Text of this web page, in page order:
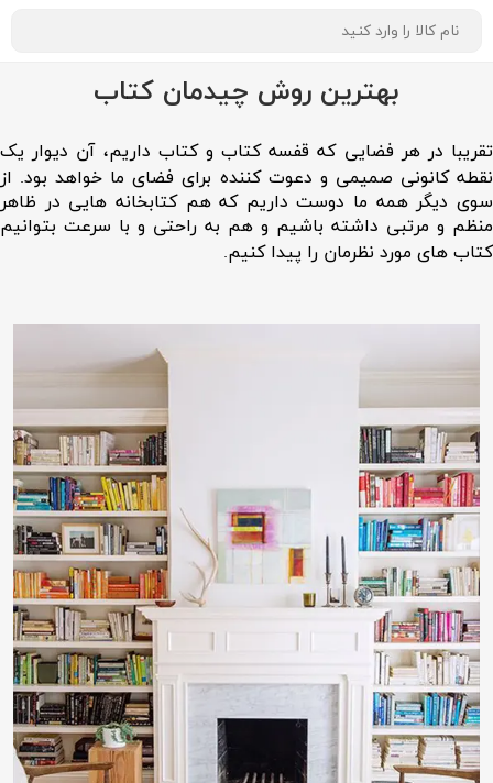
بهترین روش چیدمان کتاب
تقریبا در هر فضایی که قفسه کتاب و کتاب داریم، آن دیوار یک
نقطه کانونی صمیمی و دعوت کننده برای فضای ما خواهد بود. از
سوی دیگر همه ما دوست داریم که هم کتابخانه هایی در ظاهر
منظم و مرتبی داشته باشیم و هم به راحتی و با سرعت بتوانیم
کتاب های مورد نظرمان را پیدا کنیم.